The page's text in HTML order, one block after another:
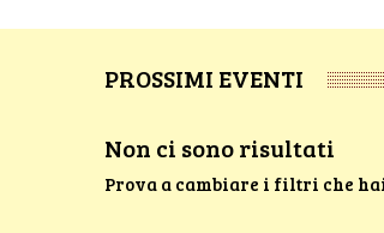
PROSSIMI EVENTI
Non ci sono risultati
Prova a cambiare i filtri che